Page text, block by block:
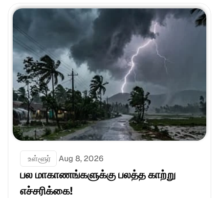
உள்ளூர் Aug 8, 2026
பல மாகாணங்களுக்கு பலத்த காற்று
எச்சரிக்கை!